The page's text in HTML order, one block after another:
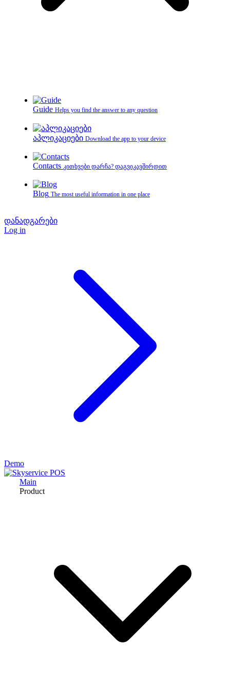
Guide Helps you find the answer to any question
აპლიკაციები Download the app to your device
Contacts კითხვები დარჩა? დაგვიკავშირდით
Blog The most useful information in one place
დანადგარები
Log in
Demo
Main
Product